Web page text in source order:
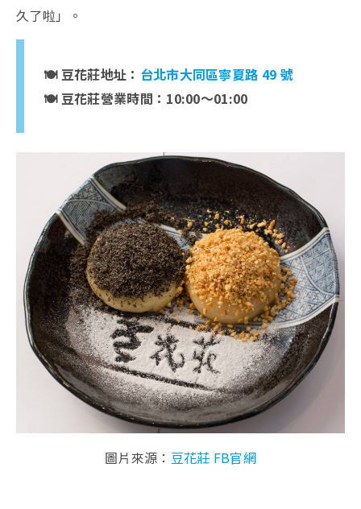
久了啦」。
🍽️ 豆花莊地址： 台北市大同區寧夏路 49 號
🍽️ 豆花莊營業時間：10:00～01:00
圖片來源： 豆花莊 FB官網